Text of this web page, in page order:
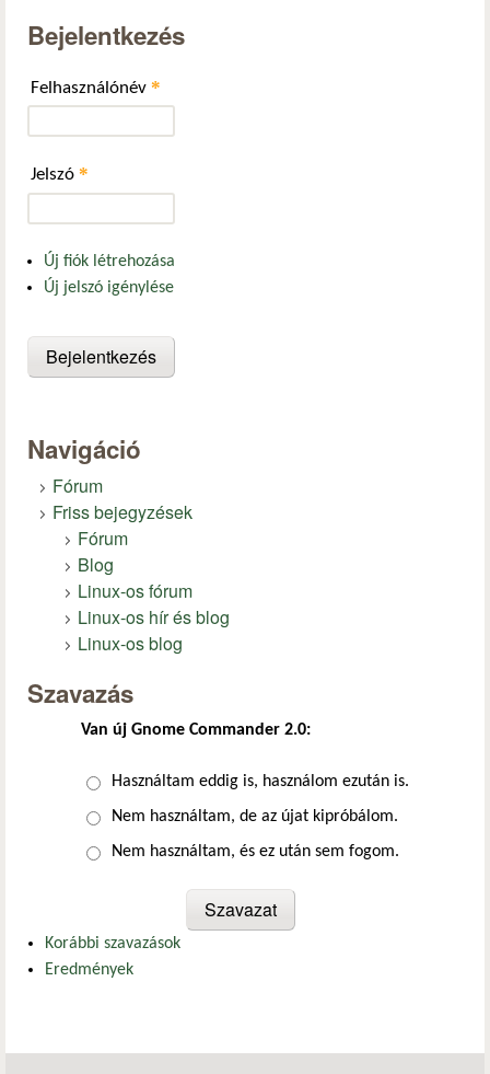
Bejelentkezés
Felhasználónév *
Jelszó *
Új fiók létrehozása
Új jelszó igénylése
Navigáció
Fórum
Friss bejegyzések
Fórum
Blog
Linux-os fórum
Linux-os hír és blog
Linux-os blog
Szavazás
Van új Gnome Commander 2.0:
Választások
Használtam eddig is, használom ezután is.
Nem használtam, de az újat kipróbálom.
Nem használtam, és ez után sem fogom.
Korábbi szavazások
Eredmények